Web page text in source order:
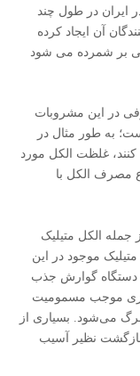
ایران در طول چند
آن ایجاد کرده
بر شمرده می شود
در این مشروبات
به طور مثال در
غلظت الکل مورد
مصرف الکل با
الکل متیلیک
موجود در این
دستگاه گوارش جذب
موجب مسمومیت
می‌شود. بسیاری از
بازگشت نظیر آسیب